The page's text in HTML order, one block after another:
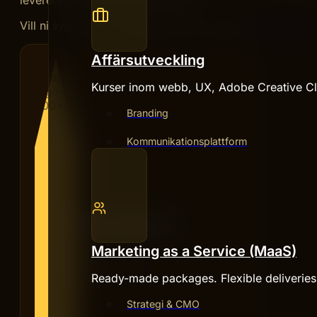
Affärsutveckling
Kurser inom webb, UX, Adobe Creative
Branding
Kommunikationsplattform
Marketing as a Service (MaaS)
Ready-made packages. Flexible
Strategi & CMO
Vill ni synas mer i Google med rich results?